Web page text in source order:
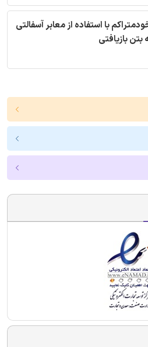
با استفاده از معابر آسفالتی
بتن بازیافتی